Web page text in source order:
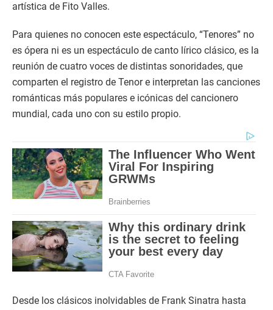
artística de Fito Valles.
Para quienes no conocen este espectáculo, “Tenores” no
es ópera ni es un espectáculo de canto lírico clásico, es la
reunión de cuatro voces de distintas sonoridades, que
comparten el registro de Tenor e interpretan las canciones
románticas más populares e icónicas del cancionero
mundial, cada uno con su estilo propio.
Desde los clásicos inolvidables de Frank Sinatra hasta